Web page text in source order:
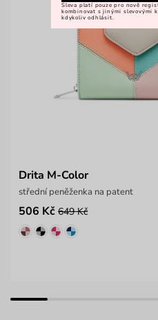
Drita M-Color
střední peněženka na patent
506 Kč 649 Kč
Sleva platí pouze pro nově
kombinovat s jinými slevovými
kdykoliv odhlásit.